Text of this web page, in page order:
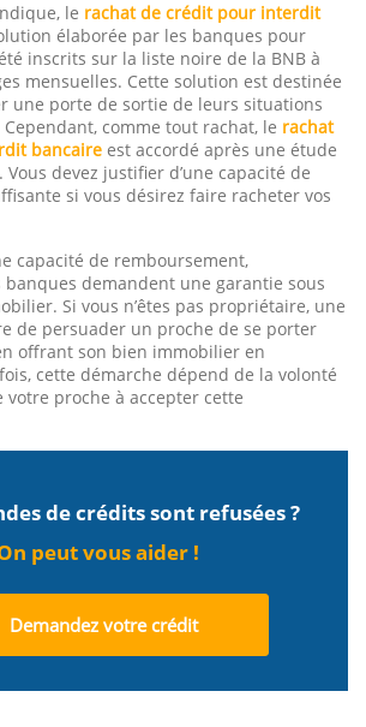
le rachat de crédit pour interdit
élaborée par les banques pour
inscrits sur la liste noire de la BNB à
mensuelles. Cette solution est destinée
une porte de sortie de leurs situations
comme tout rachat, le rachat
bancaire est accordé après une étude
devez justifier d’une capacité de
si vous désirez faire racheter vos
capacité de remboursement,
demandent une garantie sous
Si vous n’êtes pas propriétaire, une
de persuader un proche de se porter
offrant son bien immobilier en
cette démarche dépend de la volonté
votre proche à accepter cette
de crédits sont refusées ?
peut vous aider !
Demandez votre crédit